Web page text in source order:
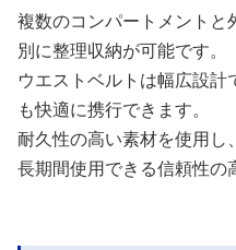
複数のコンパートメントと
別に整理収納が可能です。
ウエストベルトは幅広設
も快適に携行できます。
耐久性の高い素材を使用し
長期間使用できる信頼性の